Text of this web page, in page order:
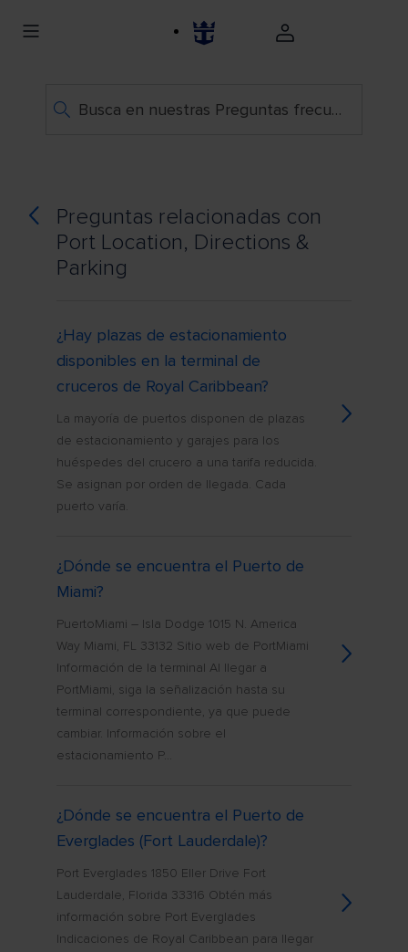
Busca en nuestras Preguntas frecuentes
Preguntas relacionadas con
Port Location, Directions &
Parking
¿Hay plazas de estacionamiento
disponibles en la terminal de
cruceros de Royal Caribbean?
La mayoría de puertos disponen de plazas
de estacionamiento y garajes para los
huéspedes del crucero a una tarifa reducida.
Se asignan por orden de llegada. Cada
puerto varía.
¿Dónde se encuentra el Puerto de
Miami?
PuertoMiami – Isla Dodge 1015 N. America
Way Miami, FL 33132 Sitio web de PortMiami
Información de la terminal Al llegar a
PortMiami, siga la señalización hasta su
terminal correspondiente, ya que puede
cambiar. Información sobre el
estacionamiento P...
¿Dónde se encuentra el Puerto de
Everglades (Fort Lauderdale)?
Port Everglades 1850 Eller Drive Fort
Lauderdale, Florida 33316 Obtén más
información sobre Port Everglades
Indicaciones de Royal Caribbean para llegar